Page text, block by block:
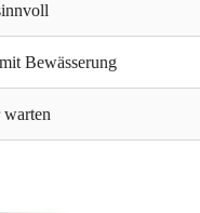
Bewässerung
warten